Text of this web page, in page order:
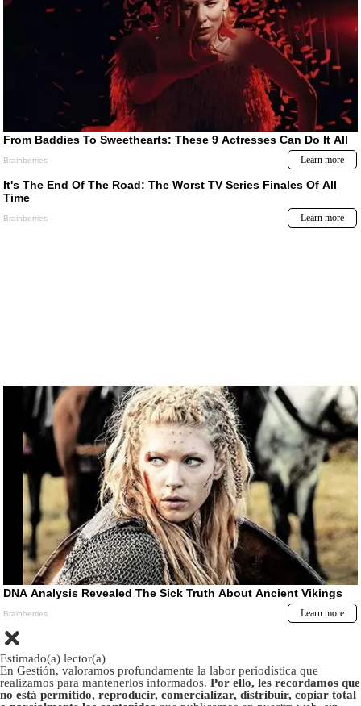
Estimado(a) lector(a)
En Gestión, valoramos profundamente la labor periodística que
realizamos para mantenerlos informados. Por ello, les recordamos que
no está permitido, reproducir, comercializar, distribuir, copiar total